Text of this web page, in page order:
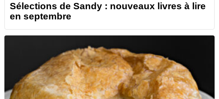
Sélections de Sandy : nouveaux livres à lire
en septembre